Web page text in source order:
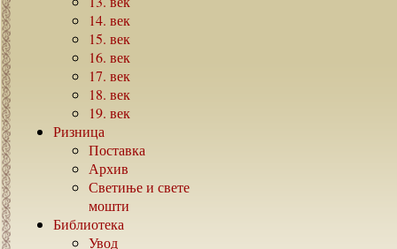
14. век
15. век
16. век
17. век
18. век
19. век
Ризница
Поставка
Архив
Светиње и свете
мошти
Библиотека
Увод